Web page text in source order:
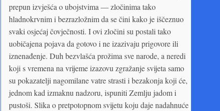
prepun izvješća o ubojstvima — zločinima tako
hladnokrvnim i bezrazložnim da se čini kako je iščeznuo
svaki osjećaj čovječnosti. I ovi zločini su postali tako
uobičajena pojava da gotovo i ne izazivaju prigovore ili
iznenađenje. Duh bezvlašća prožima sve narode, a neredi
koji s vremena na vrijeme izazovu zgražanje svijeta samo
su pokazatelji nagomilane vatre strasti i bezakonja koji će,
jednom kad izmaknu nadzoru, ispuniti Zemlju jadom i
pustoši. Slika o pretpotopnom svijetu koju daje nadahnuće